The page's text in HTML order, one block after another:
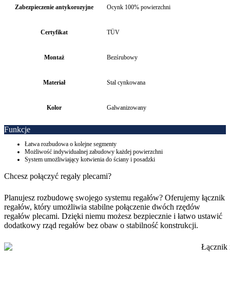
Zabezpieczenie antykorozyjne Ocynk 100% powierzchni
Certyfikat TÜV
Montaż Bezśrubowy
Materiał Stal cynkowana
Kolor Galwanizowany
Funkcje
Łatwa rozbudowa o kolejne segmenty
Możliwość indywidualnej zabudowy każdej powierzchni
System umożliwiający kotwienia do ściany i posadzki
Chcesz połączyć regały plecami?
Planujesz rozbudowę swojego systemu regałów? Oferujemy łącznik
regałów, który umożliwia stabilne połączenie dwóch rzędów
regałów plecami. Dzięki niemu możesz bezpiecznie i łatwo ustawić
dodatkowy rząd regałów bez obaw o stabilność konstrukcji.